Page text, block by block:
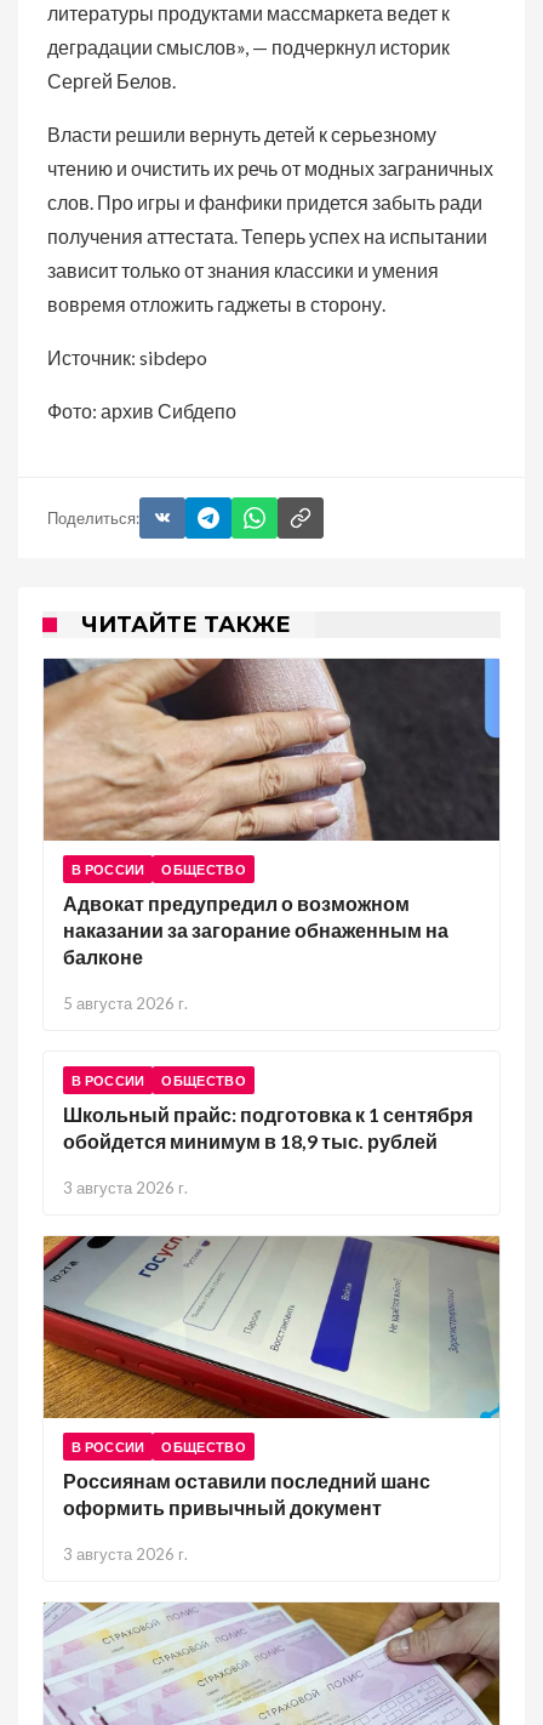
литературы продуктами массмаркета ведет к
деградации смыслов», — подчеркнул историк
Сергей Белов.
Власти решили вернуть детей к серьезному
чтению и очистить их речь от модных заграничных
слов. Про игры и фанфики придется забыть ради
получения аттестата. Теперь успех на испытании
зависит только от знания классики и умения
вовремя отложить гаджеты в сторону.
Источник: sibdepo
Фото: архив Сибдепо
Поделиться:
ЧИТАЙТЕ ТАКЖЕ
В РОССИИ ОБЩЕСТВО
Адвокат предупредил о возможном
наказании за загорание обнаженным на
балконе
5 августа 2026 г.
В РОССИИ ОБЩЕСТВО
Школьный прайс: подготовка к 1 сентября
обойдется минимум в 18,9 тыс. рублей
3 августа 2026 г.
В РОССИИ ОБЩЕСТВО
Россиянам оставили последний шанс
оформить привычный документ
3 августа 2026 г.